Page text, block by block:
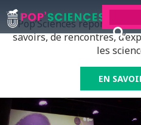
Pop’Sciences répond à
savoirs, de rencontres,
les
EN